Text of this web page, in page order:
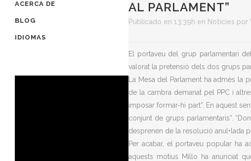
ACERCA DE
BLOG
IDIOMAS
AL PARLAMENT”
Publicado en 13:39h en Noticies por
El portaveu del grup parlamentari
valorat la pretensió dels dos grups
La Mesa del Parlament ha admès la
de la cambra demanat pel PPC i
imposar formar-hi part”. En aquest
conjunt de grups parlamentaris”.
desprenen de la resolució anul•lada
Per acabar, el portaveu popular ha
aquests motius Millo ha anunciat